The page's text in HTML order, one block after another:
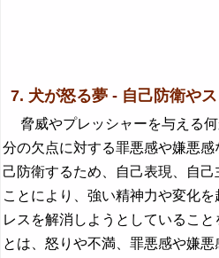
7. 犬が怒る夢 - 自己防衛や
脅威やプレッシャーを与える何
分の欠点に対する罪悪感や嫌悪
己防衛するため、自己表現、自
ことにより、強い精神力や変化
レスを解消しようとしているこ
とは、怒りや不満、罪悪感や嫌悪